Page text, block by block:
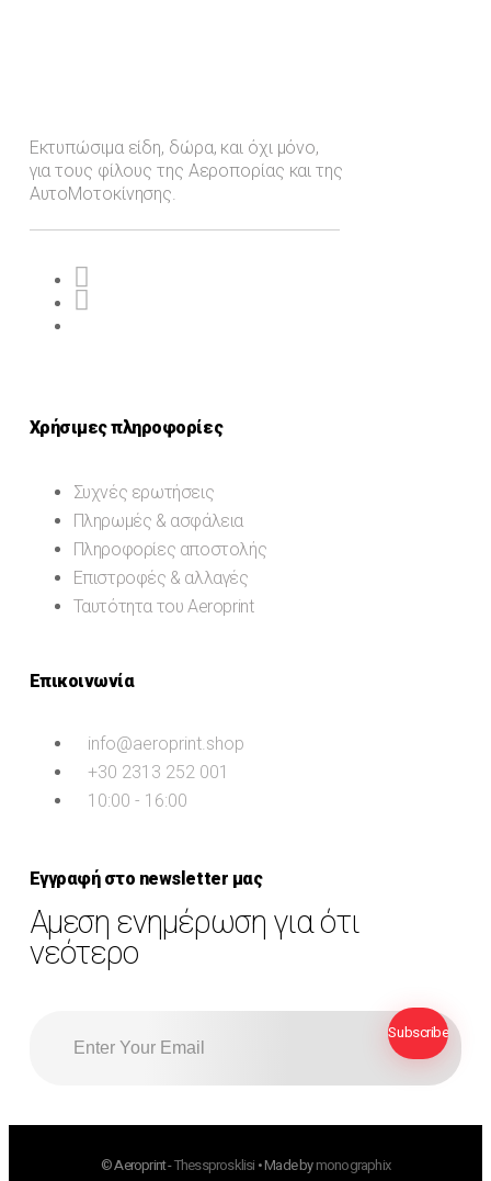
Εκτυπώσιμα είδη, δώρα, και όχι μόνο,
για τους φίλους της Αεροπορίας και της
ΑυτοΜοτοκίνησης.
Χρήσιμες πληροφορίες
Συχνές ερωτήσεις
Πληρωμές & ασφάλεια
Πληροφορίες αποστολής
Επιστροφές & αλλαγές
Ταυτότητα του Aeroprint
Επικοινωνία
info@aeroprint.shop
+30 2313 252 001
10:00 - 16:00
Εγγραφή στο newsletter μας
Αμεση ενημέρωση για ότι
νεότερο
© Aeroprint -Thessprosklisi • Made bymonographix